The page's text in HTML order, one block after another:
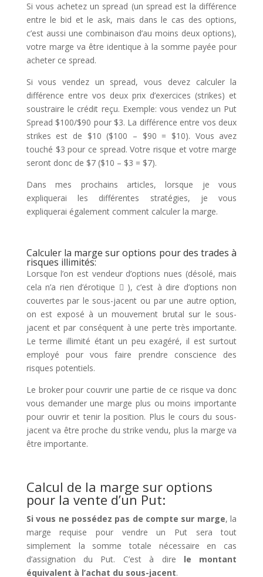
Si vous achetez un spread (un spread est la différence
entre le bid et le ask, mais dans le cas des options,
c’est aussi une combinaison d’au moins deux options),
votre marge va être identique à la somme payée pour
acheter ce spread.
Si vous vendez un spread, vous devez calculer la
différence entre vos deux prix d’exercices (strikes) et
soustraire le crédit reçu. Exemple: vous vendez un Put
Spread $100/$90 pour $3. La différence entre vos deux
strikes est de $10 ($100 – $90 = $10). Vous avez
touché $3 pour ce spread. Votre risque et votre marge
seront donc de $7 ($10 – $3 = $7).
Dans mes prochains articles, lorsque je vous
expliquerai les différentes stratégies, je vous
expliquerai également comment calculer la marge.
Calculer la marge sur options pour des trades à
risques illimités:
Lorsque l’on est vendeur d’options nues (désolé, mais
cela n’a rien d’érotique  ), c’est à dire d’options non
couvertes par le sous-jacent ou par une autre option,
on est exposé à un mouvement brutal sur le sous-
jacent et par conséquent à une perte très importante.
Le terme illimité étant un peu exagéré, il est surtout
employé pour vous faire prendre conscience des
risques potentiels.
Le broker pour couvrir une partie de ce risque va donc
vous demander une marge plus ou moins importante
pour ouvrir et tenir la position. Plus le cours du sous-
jacent va être proche du strike vendu, plus la marge va
être importante.
Calcul de la marge sur options
pour la vente d’un Put:
Si vous ne possédez pas de compte sur marge, la
marge requise pour vendre un Put sera tout
simplement la somme totale nécessaire en cas
d’assignation du Put. C’est à dire le montant
équivalent à l’achat du sous-jacent.